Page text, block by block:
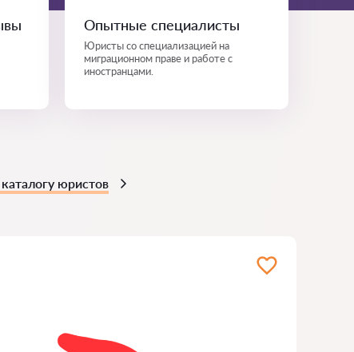
Опытные специалисты
Юристы со специализацией на
миграционном праве и работе с
иностранцами.
юристов